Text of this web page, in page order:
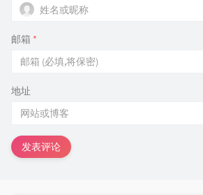
邮箱 *
地址
发表评论